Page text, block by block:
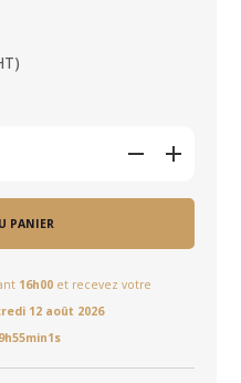
PANIER
16h00 et recevez votre
12 août 2026
9h55min0s